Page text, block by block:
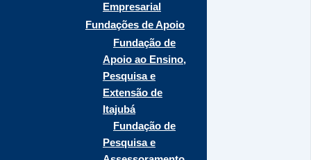
Empresarial
Fundações de Apoio
Fundação de
Apoio ao Ensino,
Pesquisa e
Extensão de
Itajubá
Fundação de
Pesquisa e